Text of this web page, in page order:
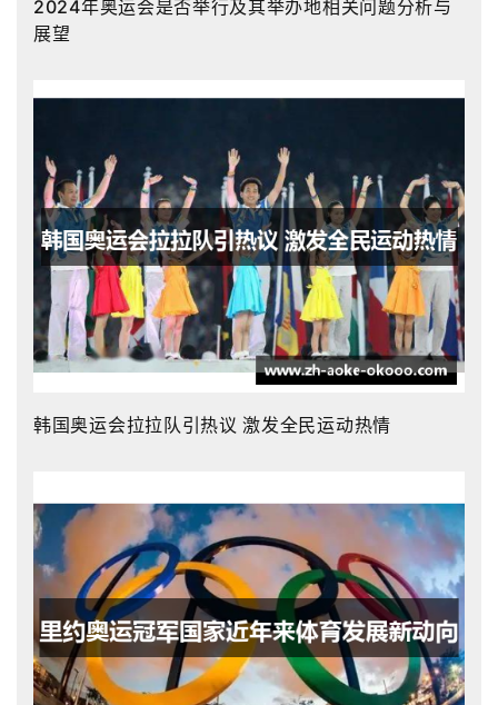
2024年奥运会是否举行及其举办地相关问题分析与
展望
韩国奥运会拉拉队引热议 激发全民运动热情